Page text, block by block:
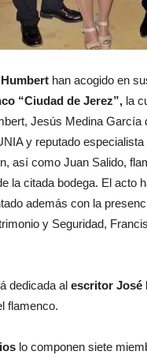
han acogido en
“Ciudad de Jerez”, la
Jesús Medina
y reputado
así como Juan Salido,
la citada bodega. El acto
además con la
y Seguridad,
dedicada al escritor José
flamenco.
lo componen siete